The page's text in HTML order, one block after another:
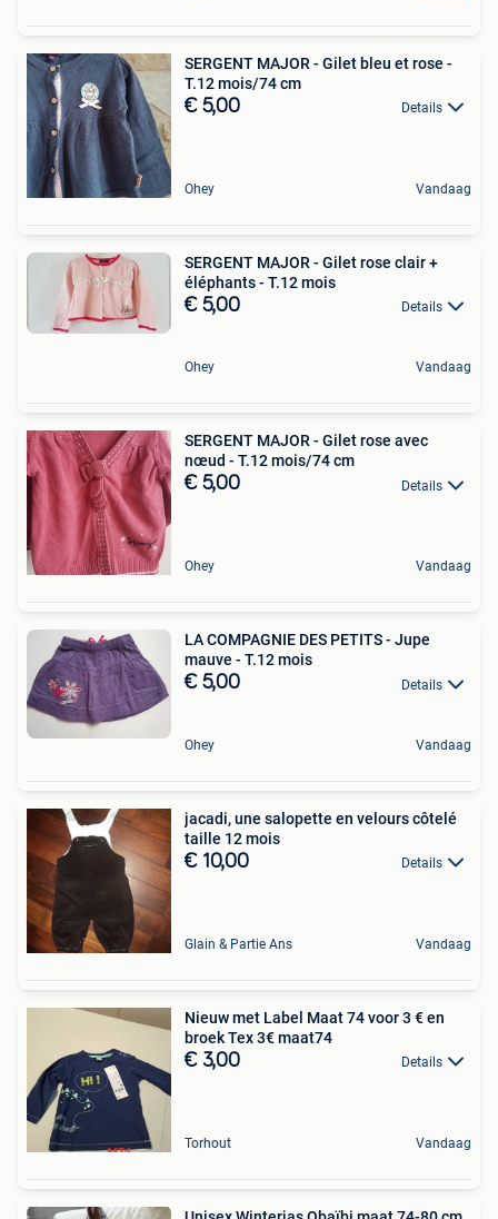
SERGENT MAJOR - Gilet bleu et rose -
T.12 mois/74 cm
€ 5,00 Details
Ohey Vandaag
SERGENT MAJOR - Gilet rose clair +
éléphants - T.12 mois
€ 5,00 Details
Ohey Vandaag
SERGENT MAJOR - Gilet rose avec
nœud - T.12 mois/74 cm
€ 5,00 Details
Ohey Vandaag
LA COMPAGNIE DES PETITS - Jupe
mauve - T.12 mois
€ 5,00 Details
Ohey Vandaag
jacadi, une salopette en velours côtelé
taille 12 mois
€ 10,00 Details
Glain & Partie Ans Vandaag
Nieuw met Label Maat 74 voor 3 € en
broek Tex 3€ maat74
€ 3,00 Details
Torhout Vandaag